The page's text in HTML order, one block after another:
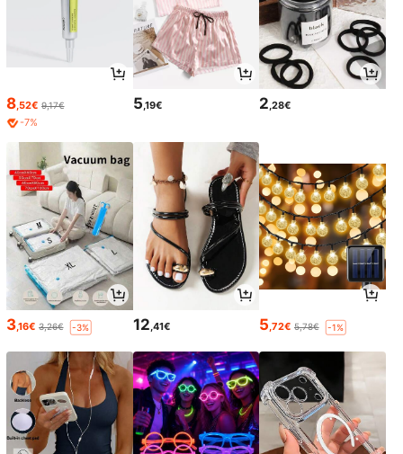
8,52€ 9,17€
-7%
5,19€ 2,28€
3,16€ 3,26€ -3% 12,41€ 5,72€ 5,78€ -1%